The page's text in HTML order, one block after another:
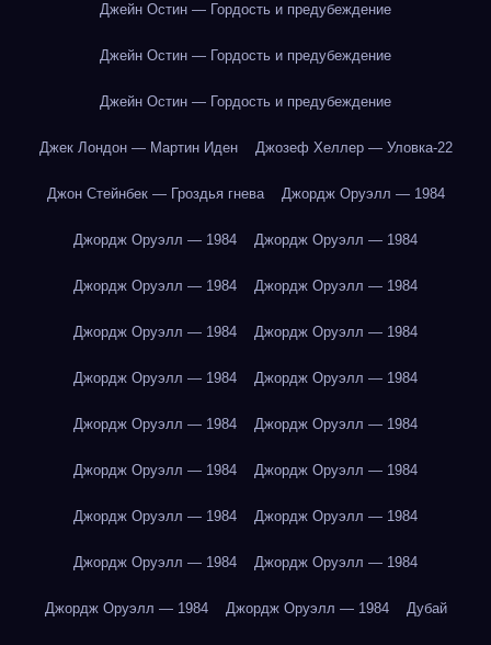
Джейн Остин — Гордость и предубеждение
Джейн Остин — Гордость и предубеждение
Джейн Остин — Гордость и предубеждение
Джек Лондон — Мартин Иден Джозеф Хеллер — Уловка-22
Джон Стейнбек — Гроздья гнева Джордж Оруэлл — 1984
Джордж Оруэлл — 1984 Джордж Оруэлл — 1984
Джордж Оруэлл — 1984 Джордж Оруэлл — 1984
Джордж Оруэлл — 1984 Джордж Оруэлл — 1984
Джордж Оруэлл — 1984 Джордж Оруэлл — 1984
Джордж Оруэлл — 1984 Джордж Оруэлл — 1984
Джордж Оруэлл — 1984 Джордж Оруэлл — 1984
Джордж Оруэлл — 1984 Джордж Оруэлл — 1984
Джордж Оруэлл — 1984 Джордж Оруэлл — 1984
Джордж Оруэлл — 1984 Джордж Оруэлл — 1984 Дубай